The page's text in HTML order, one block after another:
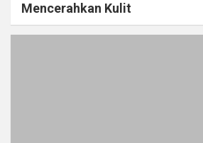
Mencerahkan Kulit